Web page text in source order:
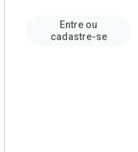
Entre ou
cadastre-se